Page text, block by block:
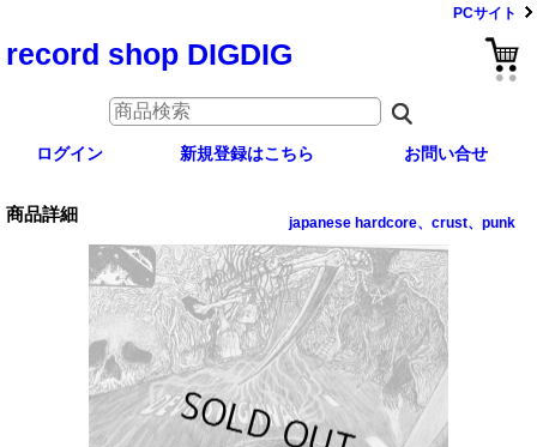
PCサイト
record shop DIGDIG
ログイン 新規登録はこちら お問い合せ
商品詳細 japanese hardcore、crust、punk